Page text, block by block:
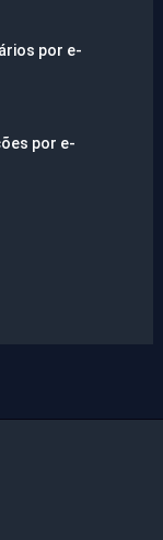
por e-
por e-